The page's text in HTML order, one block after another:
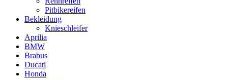
Pitbikereifen
Bekleidung
Knieschleifer
Aprilia
BMW
Brabus
Ducati
Honda